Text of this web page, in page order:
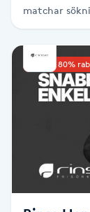
Brynformning
Brynfärgning
matchar
Upp till 80%